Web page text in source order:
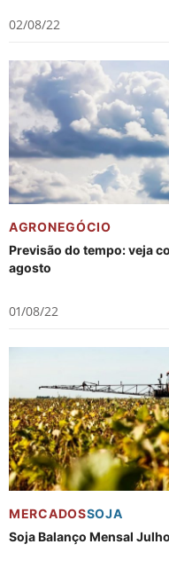
02/08/22
AGRONEGÓCIO
Previsão do tempo: veja
agosto
01/08/22
MERCADOSSOJA
Soja Balanço Mensal